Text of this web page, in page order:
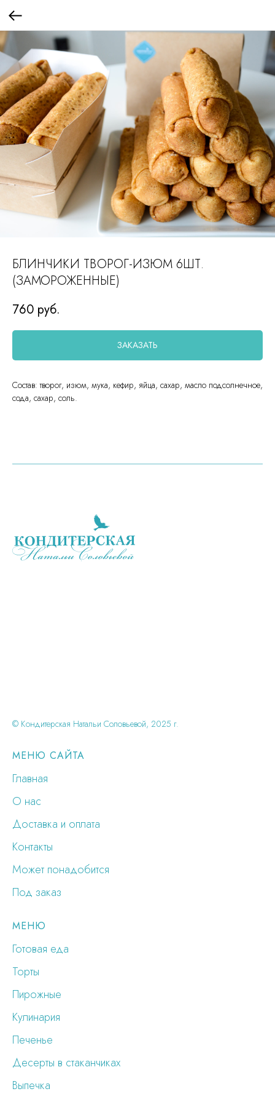
БЛИНЧИКИ ТВОРОГ-ИЗЮМ 6ШТ.
(ЗАМОРОЖЕННЫЕ)
760 руб.
ЗАКАЗАТЬ
Состав: творог, изюм, мука, кефир, яйца, сахар, масло подсолнечное,
сода, сахар, соль.
© Кондитерская Натальи Соловьевой, 2025 г.
МЕНЮ САЙТА
Главная
О нас
Доставка и оплата
Контакты
Может понадобится
Под заказ
МЕНЮ
Готовая еда
Торты
Пирожные
Кулинария
Печенье
Десерты в стаканчиках
Выпечка